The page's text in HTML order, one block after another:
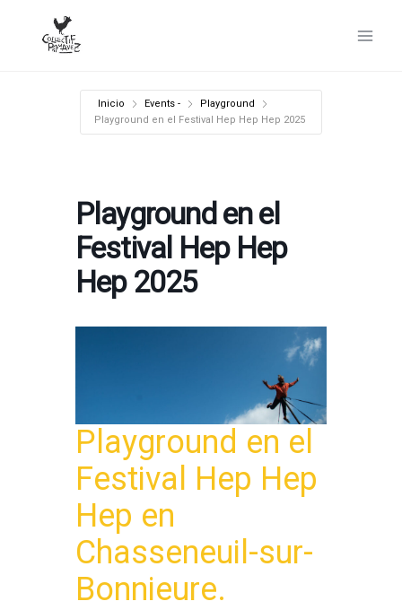
contenido
Inicio Events -
Playground
Playground en el Festival Hep Hep Hep 2025
Playground en el
Festival Hep Hep
Hep 2025
Playground en el
Festival Hep Hep
Hep en
Chasseneuil-sur-
Bonnieure.